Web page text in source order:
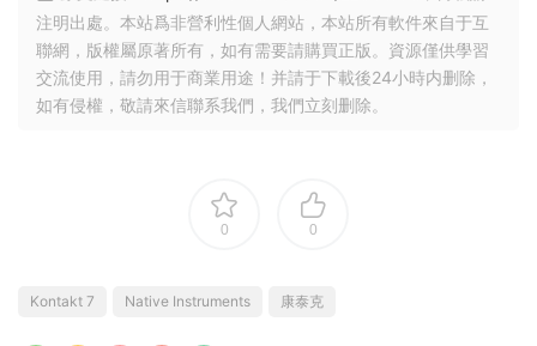
注明出處。本站爲非營利性個人網站，本站所有軟件來自于互
聯網，版權屬原著所有，如有需要請購買正版。資源僅供學習
交流使用，請勿用于商業用途！并請于下載後24小時内删除，
如有侵權，敬請來信聯系我們，我們立刻删除。
0 0
Kontakt 7 Native Instruments 康泰克